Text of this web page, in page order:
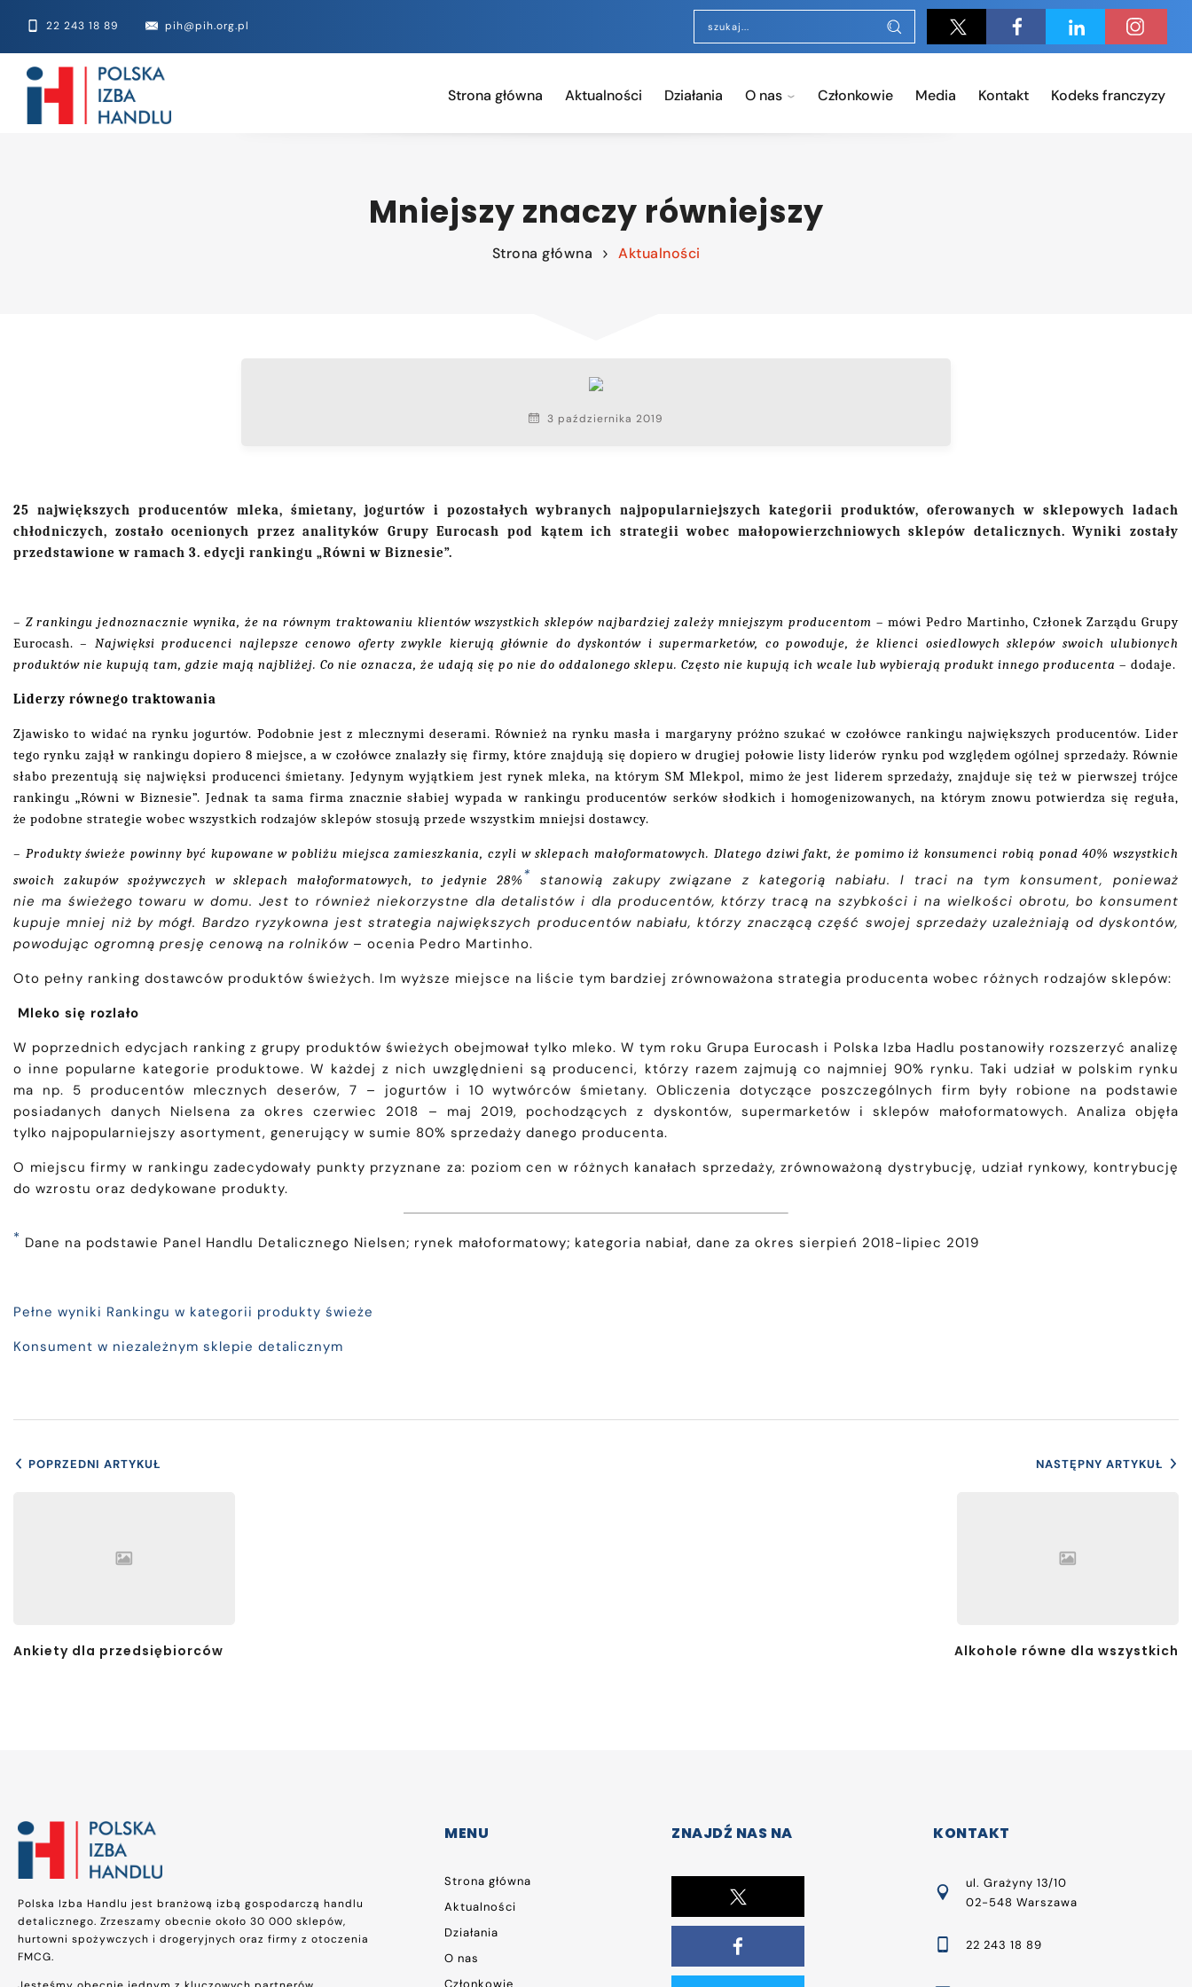
22 243 18 89 pih@pih.org.pl
Strona główna Aktualności Działania O nas Członkowie Media Kontakt Kodeks franczyzy
Mniejszy znaczy równiejszy
Strona główna Aktualności
3 października 2019
25 największych producentów mleka, śmietany, jogurtów i pozostałych wybranych najpopularniejszych kategorii produktów, oferowanych w sklepowych ladach
chłodniczych, zostało ocenionych przez analityków Grupy Eurocash pod kątem ich strategii wobec małopowierzchniowych sklepów detalicznych. Wyniki zostały
przedstawione w ramach 3. edycji rankingu „Równi w Biznesie”.
– Z rankingu jednoznacznie wynika, że na równym traktowaniu klientów wszystkich sklepów najbardziej zależy mniejszym producentom – mówi Pedro Martinho, Członek Zarządu Grupy
Eurocash. – Najwięksi producenci najlepsze cenowo oferty zwykle kierują głównie do dyskontów i supermarketów, co powoduje, że klienci osiedlowych sklepów swoich ulubionych
produktów nie kupują tam, gdzie mają najbliżej. Co nie oznacza, że udają się po nie do oddalonego sklepu. Często nie kupują ich wcale lub wybierają produkt innego producenta – dodaje.
Liderzy równego traktowania
Zjawisko to widać na rynku jogurtów. Podobnie jest z mlecznymi deserami. Również na rynku masła i margaryny próżno szukać w czołówce rankingu największych producentów. Lider
tego rynku zajął w rankingu dopiero 8 miejsce, a w czołówce znalazły się firmy, które znajdują się dopiero w drugiej połowie listy liderów rynku pod względem ogólnej sprzedaży. Równie
słabo prezentują się najwięksi producenci śmietany. Jedynym wyjątkiem jest rynek mleka, na którym SM Mlekpol, mimo że jest liderem sprzedaży, znajduje się też w pierwszej trójce
rankingu „Równi w Biznesie”. Jednak ta sama firma znacznie słabiej wypada w rankingu producentów serków słodkich i homogenizowanych, na którym znowu potwierdza się reguła,
że podobne strategie wobec wszystkich rodzajów sklepów stosują przede wszystkim mniejsi dostawcy.
– Produkty świeże powinny być kupowane w pobliżu miejsca zamieszkania, czyli w sklepach małoformatowych. Dlatego dziwi fakt, że pomimo iż konsumenci robią ponad 40% wszystkich
swoich zakupów spożywczych w sklepach małoformatowych, to jedynie 28%* stanowią zakupy związane z kategorią nabiału. I traci na tym konsument, ponieważ
nie ma świeżego towaru w domu. Jest to również niekorzystne dla detalistów i dla producentów, którzy tracą na szybkości i na wielkości obrotu, bo konsument
kupuje mniej niż by mógł. Bardzo ryzykowna jest strategia największych producentów nabiału, którzy znaczącą część swojej sprzedaży uzależniają od dyskontów,
powodując ogromną presję cenową na rolników – ocenia Pedro Martinho.
Oto pełny ranking dostawców produktów świeżych. Im wyższe miejsce na liście tym bardziej zrównoważona strategia producenta wobec różnych rodzajów sklepów:
Mleko się rozlało
W poprzednich edycjach ranking z grupy produktów świeżych obejmował tylko mleko. W tym roku Grupa Eurocash i Polska Izba Hadlu postanowiły rozszerzyć analizę
o inne popularne kategorie produktowe. W każdej z nich uwzględnieni są producenci, którzy razem zajmują co najmniej 90% rynku. Taki udział w polskim rynku
ma np. 5 producentów mlecznych deserów, 7 – jogurtów i 10 wytwórców śmietany. Obliczenia dotyczące poszczególnych firm były robione na podstawie
posiadanych danych Nielsena za okres czerwiec 2018 – maj 2019, pochodzących z dyskontów, supermarketów i sklepów małoformatowych. Analiza objęła
tylko najpopularniejszy asortyment, generujący w sumie 80% sprzedaży danego producenta.
O miejscu firmy w rankingu zadecydowały punkty przyznane za: poziom cen w różnych kanałach sprzedaży, zrównoważoną dystrybucję, udział rynkowy, kontrybucję
do wzrostu oraz dedykowane produkty.
* Dane na podstawie Panel Handlu Detalicznego Nielsen; rynek małoformatowy; kategoria nabiał, dane za okres sierpień 2018-lipiec 2019
Pełne wyniki Rankingu w kategorii produkty świeże
Konsument w niezależnym sklepie detalicznym
POPRZEDNI ARTYKUŁ
Ankiety dla przedsiębiorców
NASTĘPNY ARTYKUŁ
Alkohole równe dla wszystkich
Polska Izba Handlu jest branżową izbą gospodarczą handlu
detalicznego. Zrzeszamy obecnie około 30 000 sklepów,
hurtowni spożywczych i drogeryjnych oraz firmy z otoczenia
FMCG.
MENU
Strona główna
Aktualności
Działania
O nas
Członkowie
ZNAJDŹ NAS NA KONTAKT
ul. Grażyny 13/10
02-548 Warszawa
22 243 18 89